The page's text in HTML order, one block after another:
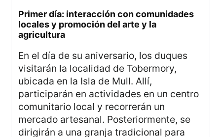
primer día: interacción con comunidades
locales y promoción del arte y la
agricultura
En el día de su aniversario, los duques
visitarán la localidad de Tobermory,
ubicada en la Isla de Mull. Allí,
participarán en actividades en un centro
comunitario local y recorrerán un
mercado artesanal. Posteriormente, se
dirigirán a una granja tradicional para